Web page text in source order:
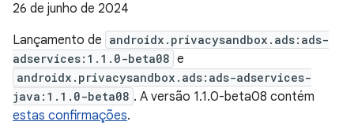
26 de junho de 2024
Lançamento de androidx.privacysandbox.ads:ads-
adservices:1.1.0-beta08 e
androidx.privacysandbox.ads:ads-adservices-
java:1.1.0-beta08 . A versão 1.1.0-beta08 contém
estas confirmações.